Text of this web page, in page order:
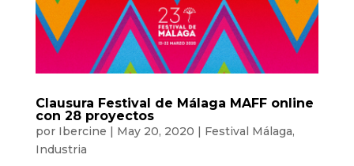
Clausura Festival de Málaga MAFF online
con 28 proyectos
por Ibercine | May 20, 2020 | Festival Málaga,
Industria